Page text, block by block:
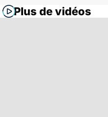
Plus de vidéos